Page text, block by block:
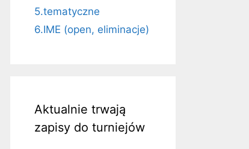
5.tematyczne
6.IME (open, eliminacje)
Aktualnie trwają
zapisy do turniejów